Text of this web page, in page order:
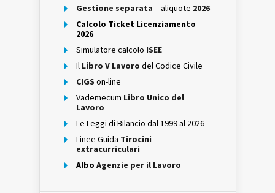
Gestione separata – aliquote 2026
Calcolo Ticket Licenziamento
2026
Simulatore calcolo ISEE
Il Libro V Lavoro del Codice Civile
CIGS on-line
Vademecum Libro Unico del
Lavoro
Le Leggi di Bilancio dal 1999 al 2026
Linee Guida Tirocini
extracurriculari
Albo Agenzie per il Lavoro